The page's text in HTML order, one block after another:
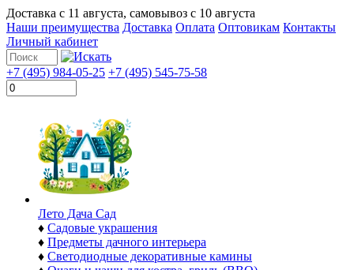
Доставка с 11 августа, самовывоз с 10 августа
Наши преимущества Доставка Оплата Оптовикам Контакты
Личный кабинет
+7 (495) 984-05-25 +7 (495) 545-75-58
Лето Дача Сад
♦ Садовые украшения
♦ Предметы дачного интерьера
♦ Светодиодные декоративные камины